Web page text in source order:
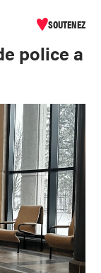
SOUTENEZ
police a